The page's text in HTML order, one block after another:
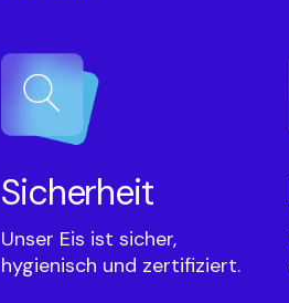
Sicherheit
Unser Eis ist sicher,
hygienisch und zertifiziert.